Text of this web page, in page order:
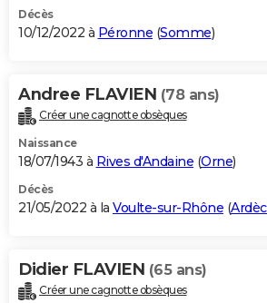
Décès
10/12/2022 à Péronne (Somme)
Andree FLAVIEN (78 ans)
Créer une cagnotte obsèques
Naissance
18/07/1943 à Rives d'Andaine (Orne)
Décès
21/05/2022 à la Voulte-sur-Rhône (
Didier FLAVIEN (65 ans)
Créer une cagnotte obsèques